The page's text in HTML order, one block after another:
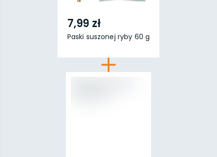
7,99 zł
Paski suszonej ryby 60 g